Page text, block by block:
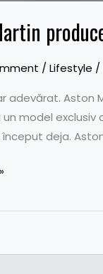
/ Lifestyle /
adevărat. Aston
model
deja.